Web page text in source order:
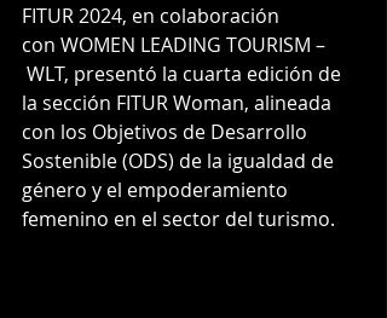
FITUR 2024, en colaboración
con WOMEN LEADING TOURISM –
WLT, presentó la cuarta edición de
la sección FITUR Woman, alineada
con los Objetivos de Desarrollo
Sostenible (ODS) de la igualdad de
género y el empoderamiento
femenino en el sector del turismo.